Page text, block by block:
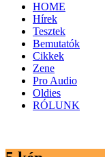
HOME
Hírek
Tesztek
Bemutatók
Cikkek
Zene
Pro Audio
Oldies
RÓLUNK